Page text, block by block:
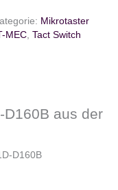
Mikrotaster
MEC, Tact Switch
D160B aus der
D160B